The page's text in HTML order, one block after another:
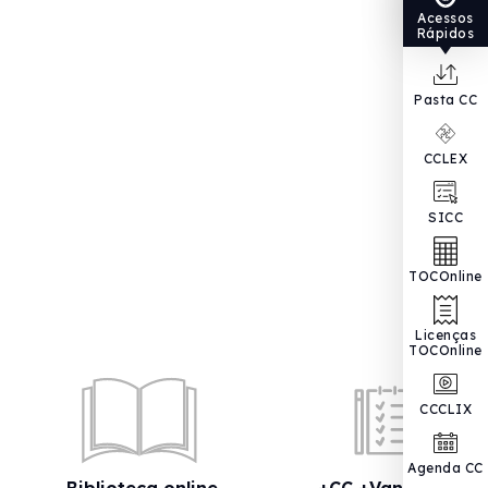
Acessos
Rápidos
Pasta CC
CCLEX
SICC
TOCOnline
Licenças
TOCOnline
CCCLIX
Agenda CC